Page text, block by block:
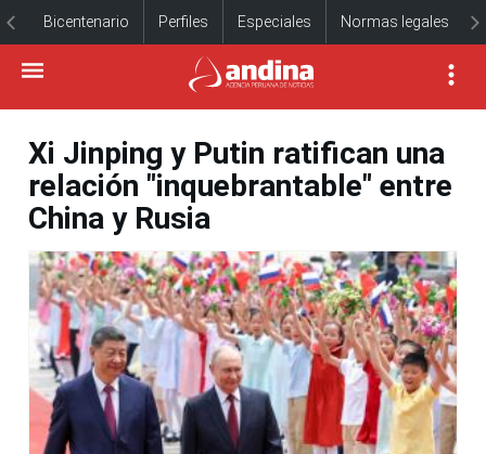
Bicentenario Perfiles Especiales Normas legales
Xi Jinping y Putin ratifican una
relación "inquebrantable" entre
China y Rusia